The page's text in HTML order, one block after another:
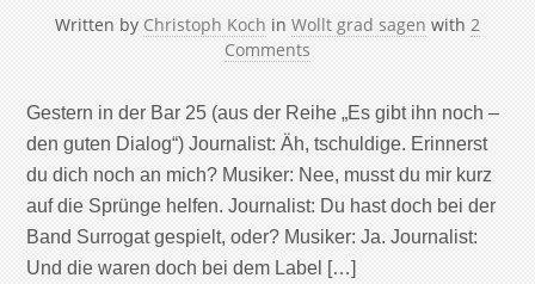
Written by Christoph Koch in Wollt grad sagen with 2
Comments
Gestern in der Bar 25 (aus der Reihe „Es gibt ihn noch –
den guten Dialog“) Journalist: Äh, tschuldige. Erinnerst
du dich noch an mich? Musiker: Nee, musst du mir kurz
auf die Sprünge helfen. Journalist: Du hast doch bei der
Band Surrogat gespielt, oder? Musiker: Ja. Journalist:
Und die waren doch bei dem Label […]